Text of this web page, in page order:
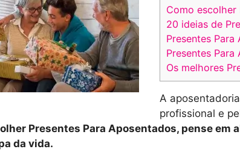
Como escolher
20 ideias de
Presentes
Presentes
Os melhores
A
profissional e
Presentes Para Aposentados, pense
da vida.